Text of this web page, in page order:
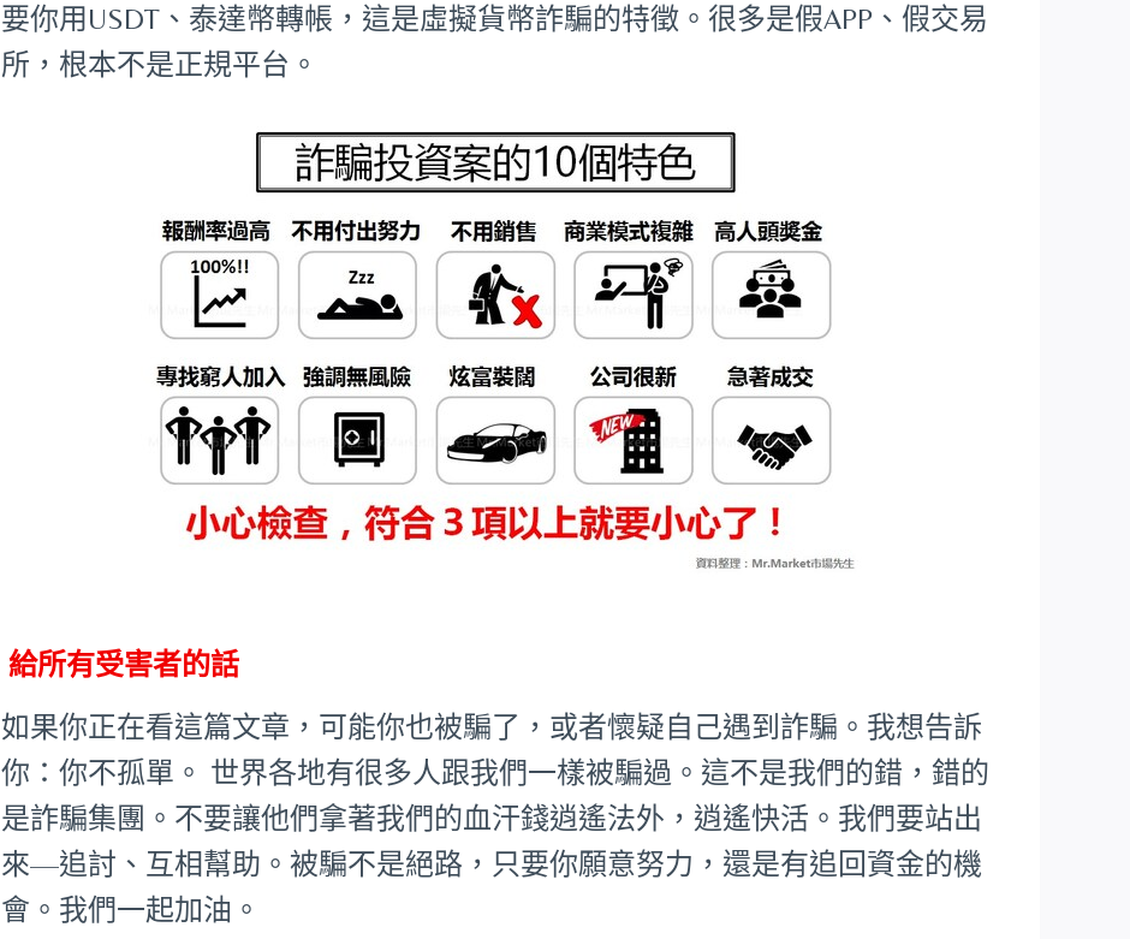
要你用USDT、泰達幣轉帳，這是虛擬貨幣詐騙的特徵。很多是假APP、假交易
所，根本不是正規平台。
給所有受害者的話
如果你正在看這篇文章，可能你也被騙了，或者懷疑自己遇到詐騙。我想告訴
你：你不孤單。 世界各地有很多人跟我們一樣被騙過。這不是我們的錯，錯的
是詐騙集團。不要讓他們拿著我們的血汗錢逍遙法外，逍遙快活。我們要站出
來—追討、互相幫助。被騙不是絕路，只要你願意努力，還是有追回資金的機
會。我們一起加油。